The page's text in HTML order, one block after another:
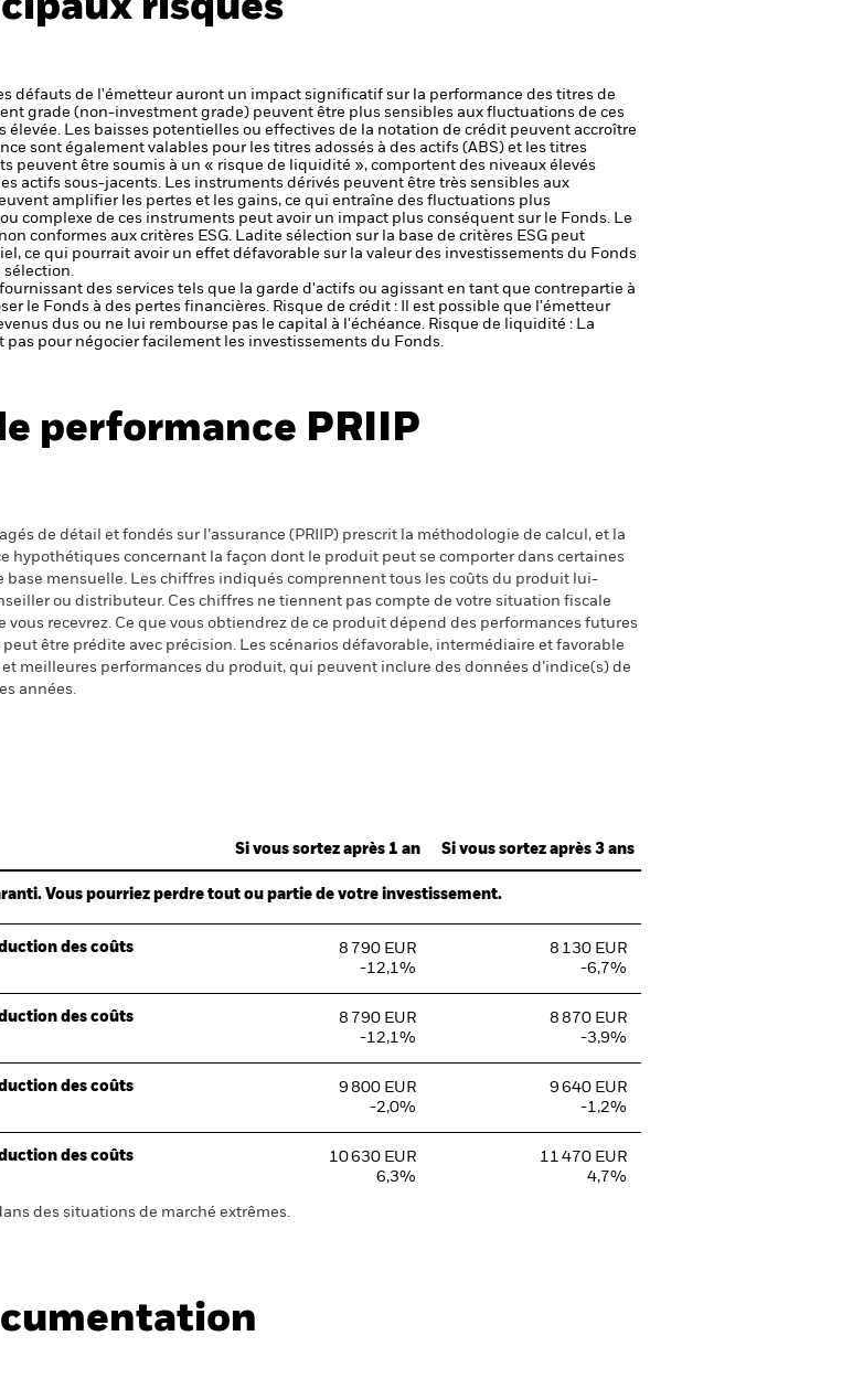
défauts de l'émetteur auront un impact significatif sur la performance des titres de
grade (non-investment grade) peuvent être plus sensibles aux fluctuations de ces
Les baisses potentielles ou effectives de la notation de crédit peuvent accroître
sont également valables pour les titres adossés à des actifs (ABS) et les titres
peuvent être soumis à un « risque de liquidité », comportent des niveaux élevés
actifs sous-jacents. Les instruments dérivés peuvent être très sensibles aux
amplifier les pertes et les gains, ce qui entraîne des fluctuations plus
complexe de ces instruments peut avoir un impact plus conséquent sur le Fonds. Le
conformes aux critères ESG. Ladite sélection sur la base de critères ESG peut
ce qui pourrait avoir un effet défavorable sur la valeur des investissements du Fonds
sélection.
des services tels que la garde d'actifs ou agissant en tant que contrepartie à
le Fonds à des pertes financières. Risque de crédit : Il est possible que l'émetteur
dus ou ne lui rembourse pas le capital à l'échéance. Risque de liquidité : La
pour négocier facilement les investissements du Fonds.
performance PRIIP
de détail et fondés sur l’assurance (PRIIP) prescrit la méthodologie de calcul, et la
hypothétiques concernant la façon dont le produit peut se comporter dans certaines
mensuelle. Les chiffres indiqués comprennent tous les coûts du produit lui-
ou distributeur. Ces chiffres ne tiennent pas compte de votre situation fiscale
recevrez. Ce que vous obtiendrez de ce produit dépend des performances futures
être prédite avec précision. Les scénarios défavorable, intermédiaire et favorable
meilleures performances du produit, qui peuvent inclure des données d’indice(s) de
années.
Si vous sortez après 1 an Si vous sortez après 3 ans
Vous pourriez perdre tout ou partie de votre investissement.
des coûts
8 790 EUR
-12,1%
8 130 EUR
-6,7%
des coûts
8 790 EUR
-12,1%
8 870 EUR
-3,9%
des coûts
9 800 EUR
-2,0%
9 640 EUR
-1,2%
des coûts
10 630 EUR
6,3%
11 470 EUR
4,7%
des situations de marché extrêmes.